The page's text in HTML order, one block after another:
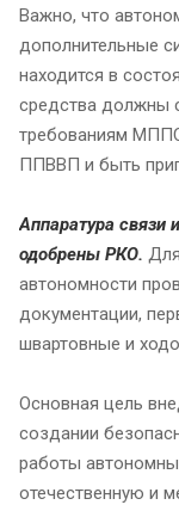
Важно, что
дополнительные
находится в
средства должны
требованиям
ППВВП и быть
Аппаратура связи
одобрены РКО.
автономности
документации,
швартовные и
Основная цель
создании
работы
отечественную и